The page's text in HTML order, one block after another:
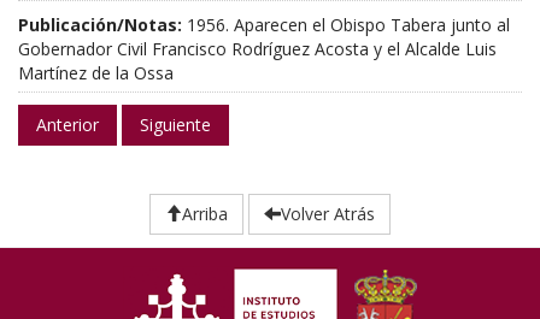
Publicación/Notas: 1956. Aparecen el Obispo Tabera junto al
Gobernador Civil Francisco Rodríguez Acosta y el Alcalde Luis
Martínez de la Ossa
Anterior Siguiente
Arriba Volver Atrás